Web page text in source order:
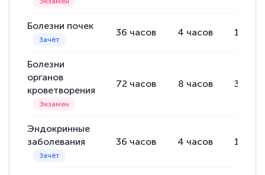
Болезни почек
36 часов 4 часов 18
Болезни
органов
кроветворения
72 часов 8 часов 38
Эндокринные
заболевания
36 часов 4 часов 18